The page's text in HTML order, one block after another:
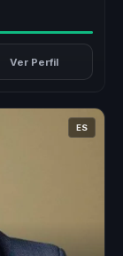
Ver Perfil
ES